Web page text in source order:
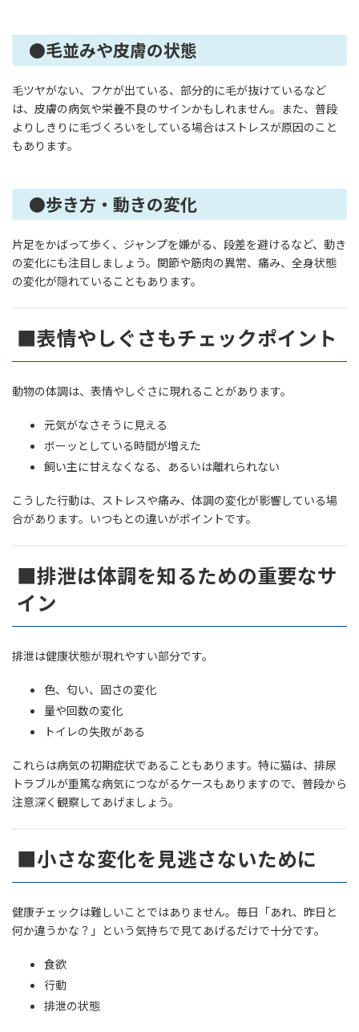
●毛並みや皮膚の状態
毛ツヤがない、フケが出ている、部分的に毛が抜けているなど
は、皮膚の病気や栄養不良のサインかもしれません。また、普段
よりしきりに毛づくろいをしている場合はストレスが原因のこと
もあります。
●歩き方・動きの変化
片足をかばって歩く、ジャンプを嫌がる、段差を避けるなど、動き
の変化にも注目しましょう。関節や筋肉の異常、痛み、全身状態
の変化が隠れていることもあります。
■表情やしぐさもチェックポイント
動物の体調は、表情やしぐさに現れることがあります。
元気がなさそうに見える
ボーッとしている時間が増えた
飼い主に甘えなくなる、あるいは離れられない
こうした行動は、ストレスや痛み、体調の変化が影響している場
合があります。いつもとの違いがポイントです。
■排泄は体調を知るための重要なサ
イン
排泄は健康状態が現れやすい部分です。
色、匂い、固さの変化
量や回数の変化
トイレの失敗がある
これらは病気の初期症状であることもあります。特に猫は、排尿
トラブルが重篤な病気につながるケースもありますので、普段から
注意深く観察してあげましょう。
■小さな変化を見逃さないために
健康チェックは難しいことではありません。毎日「あれ、昨日と
何か違うかな？」という気持ちで見てあげるだけで十分です。
食欲
行動
排泄の状態